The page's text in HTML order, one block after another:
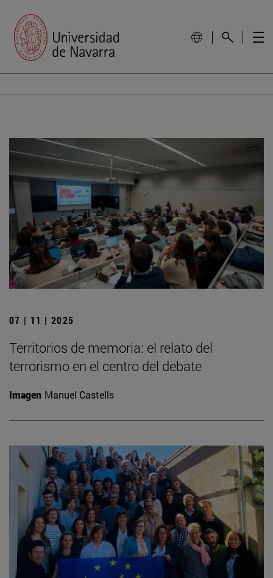
07 | 11 | 2025
Territorios de memoria: el relato del
terrorismo en el centro del debate
Imagen Manuel Castells